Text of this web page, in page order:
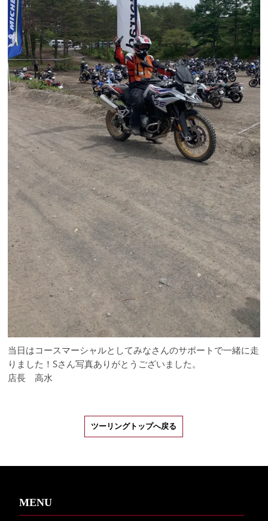
当日はコースマーシャルとしてみなさんのサポートで一緒に走
りました！Sさん写真ありがとうございました。
店長 高水
ツーリングトップへ戻る
MENU